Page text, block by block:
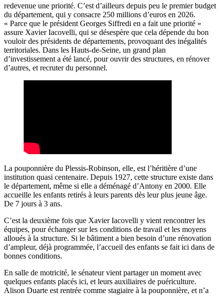
redevenue une priorité. C’est d’ailleurs depuis peu le premier budget
du département, qui y consacre 250 millions d’euros en 2026.
« Parce que le président Georges Siffredi en a fait une priorité »
assure Xavier Iacovelli, qui se désespère que cela dépende du bon
vouloir des présidents de départements, provoquant des inégalités
territoriales. Dans les Hauts-de-Seine, un grand plan
d’investissement a été lancé, pour ouvrir des structures, en rénover
d’autres, et recruter du personnel.
La pouponnière du Plessis-Robinson, elle, est l’héritière d’une
institution quasi centenaire. Depuis 1927, cette structure existe dans
le département, même si elle a déménagé d’Antony en 2000. Elle
accueille les enfants retirés à leurs parents dès leur plus jeune âge.
De 7 jours à 3 ans.
C’est la deuxième fois que Xavier Iacovelli y vient rencontrer les
équipes, pour échanger sur les conditions de travail et les moyens
alloués à la structure. Si le bâtiment a bien besoin d’une rénovation
d’ampleur, déjà programmée, l’accueil des enfants se fait ici dans de
bonnes conditions.
En salle de motricité, le sénateur vient partager un moment avec
quelques enfants placés ici, et leurs auxiliaires de puériculture.
Alison Duarte est rentrée comme stagiaire à la pouponnière, et n’a